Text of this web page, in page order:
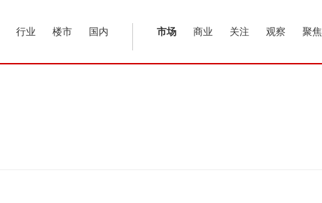
行业 楼市 国内 市场 商业 关注 观察 聚焦